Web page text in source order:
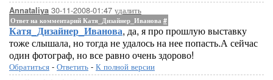
Annataliya 30-11-2008-01:47 удалить
Ответ на комментарий Катя_Дизайнер_Иванова #
Катя_Дизайнер_Иванова, да, я про прошлую выставку
тоже слышала, но тогда не удалось на нее попасть.А сейчас
один фотограф, но все равно очень здорово!
Обратиться - Ответить - К полной версии